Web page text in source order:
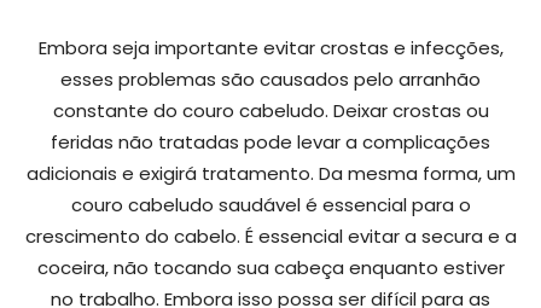
Embora seja importante evitar crostas e infecções,
esses problemas são causados pelo arranhão
constante do couro cabeludo. Deixar crostas ou
feridas não tratadas pode levar a complicações
adicionais e exigirá tratamento. Da mesma forma, um
couro cabeludo saudável é essencial para o
crescimento do cabelo. É essencial evitar a secura e a
coceira, não tocando sua cabeça enquanto estiver
no trabalho. Embora isso possa ser difícil para as